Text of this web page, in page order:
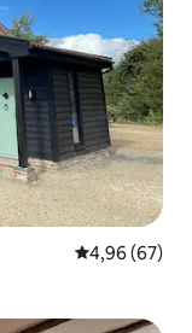
4,96 de uma
4,96 (67)